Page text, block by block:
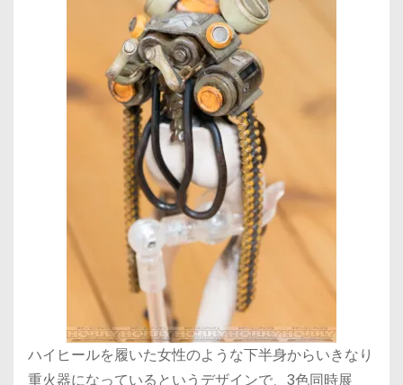
ハイヒールを履いた女性のような下半身からいきなり
重火器になっているというデザインで、3色同時展